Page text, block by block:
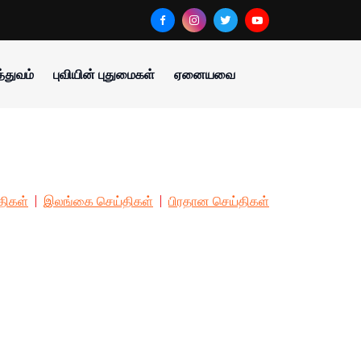
புவியின் புதுமைகள் ஏனையவை
இலங்கை செய்திகள் பிரதான செய்திகள்